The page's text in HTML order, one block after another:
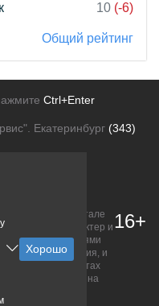
10 (-6)
Общий рейтинг
Ctrl+Enter
Екатеринбург (343)
на портале
характер и
положениями
полного описания, и
на сайтах
право на
16+